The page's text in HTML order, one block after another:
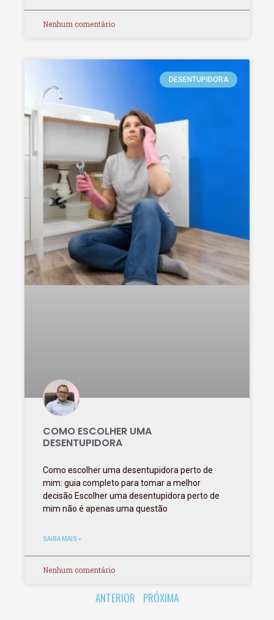
Nenhum comentário
DESENTUPIDORA
COMO ESCOLHER UMA
DESENTUPIDORA
Como escolher uma desentupidora perto de
mim: guia completo para tomar a melhor
decisão Escolher uma desentupidora perto de
mim não é apenas uma questão
SAIBA MAIS »
Nenhum comentário
ANTERIOR PRÓXIMA